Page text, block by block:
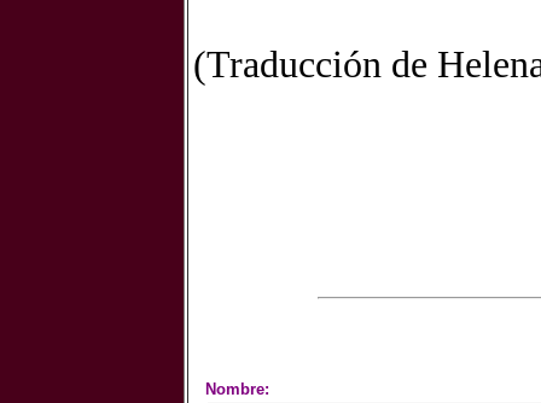
(Traducción de
Nombre: